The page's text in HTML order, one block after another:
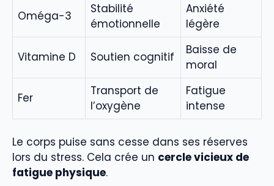
Oméga-3
Stabilité
émotionnelle
Anxiété
légère
Vitamine D Soutien cognitif
Baisse de
moral
Fer
Transport de
l’oxygène
Fatigue
intense
Le corps puise sans cesse dans ses réserves
lors du stress. Cela crée un cercle vicieux de
fatigue physique.